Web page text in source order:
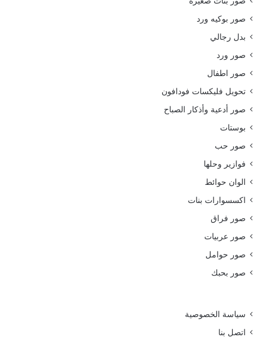
صور بوكيه ورد
بدل رجالي
صور ورد
صور اطفال
تحويل فليكسات فودافون
صور أدعية وأذكار الصباح
بوستات
صور حب
فوازير وحلها
الوان حوائط
اكسسوارات بنات
صور فراق
صور عربيات
صور حوامل
صور بحبك
سياسة الخصوصية
اتصل بنا